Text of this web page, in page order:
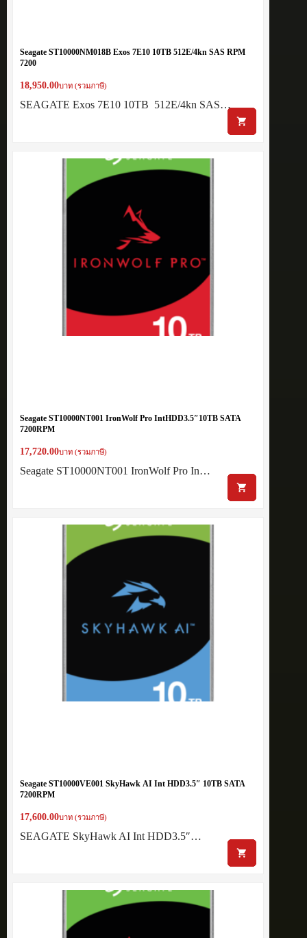
Seagate ST10000NM018B Exos 7E10 10TB 512E/4kn SAS RPM
7200
18,950.00บาท (รวมภาษี)
SEAGATE Exos 7E10 10TB 512E/4kn SAS…
Seagate ST10000NT001 IronWolf Pro IntHDD3.5″10TB SATA
7200RPM
17,720.00บาท (รวมภาษี)
Seagate ST10000NT001 IronWolf Pro In…
Seagate ST10000VE001 SkyHawk AI Int HDD3.5″ 10TB SATA
7200RPM
17,600.00บาท (รวมภาษี)
SEAGATE SkyHawk AI Int HDD3.5″…